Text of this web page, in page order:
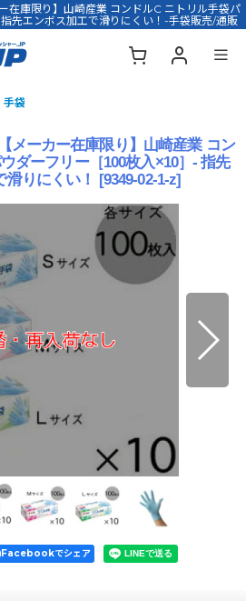
在庫限り】山崎産業 コンドルC ニトリル手袋パ
先エンボス加工で滑りにくい！-手袋販売/通販
手袋
メーカー在庫限り】山崎産業 コン
ダーフリー［100枚入×10］- 指先
りにくい！ [9349-02-1-z]
Facebookでシェア